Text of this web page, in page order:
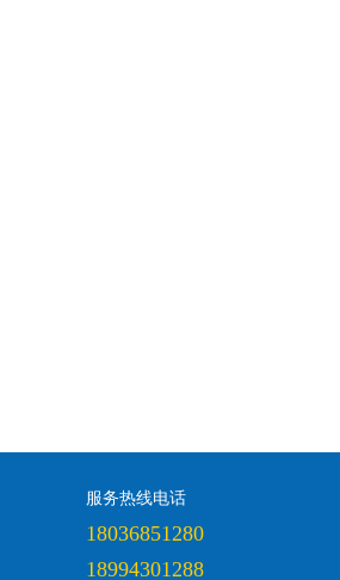
服务热线电话
18036851280
18994301288